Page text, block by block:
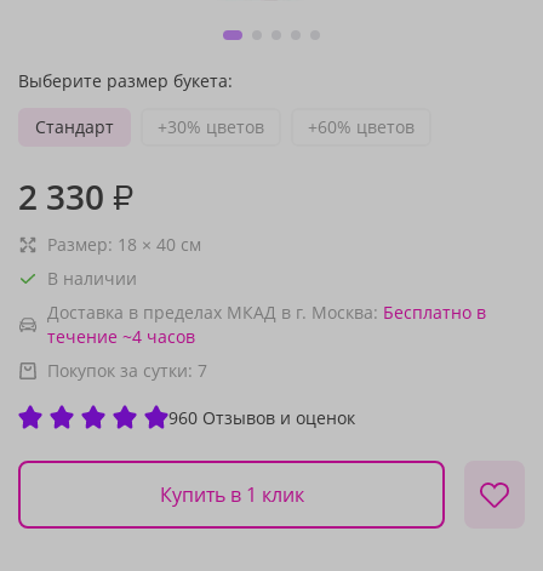
Выберите размер букета:
Стандарт
+30% цветов +60% цветов
2 330 ₽
Размер: 18 × 40 см
В наличии
Доставка в пределах МКАД в г. Москва: Бесплатно в
течение ~4 часов
Покупок за сутки: 7
960 Отзывов и оценок
Купить в 1 клик